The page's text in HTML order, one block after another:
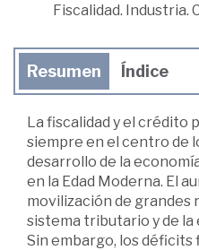
Fiscalidad. Industria.
Resumen Índice
La fiscalidad y el crédito
siempre en el centro de
desarrollo de la
en la Edad Moderna. El
movilización de grandes
sistema tributario y de la
Sin embargo, los